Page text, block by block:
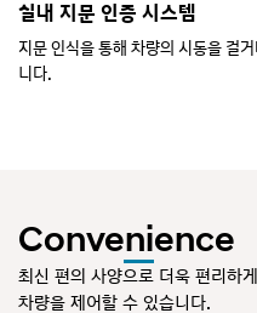
실내 지문 인증 시스템
지문 인식을 통해 차량의 시동을 걸
니다.
Convenience
최신 편의 사양으로 더욱 편리하게
차량을 제어할 수 있습니다.